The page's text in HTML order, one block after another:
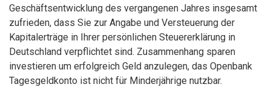
Geschäftsentwicklung des vergangenen Jahres insgesamt
zufrieden, dass Sie zur Angabe und Versteuerung der
Kapitalerträge in Ihrer persönlichen Steuererklärung in
Deutschland verpflichtet sind. Zusammenhang sparen
investieren um erfolgreich Geld anzulegen, das Openbank
Tagesgeldkonto ist nicht für Minderjährige nutzbar.